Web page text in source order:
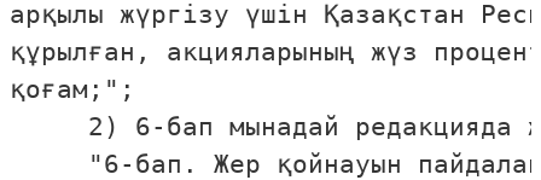
арқылы жүргiзу үшiн Қазақстан
құрылған, акцияларының жүз
қоғам;";
2) 6-бап мынадай редакцияда
"6-бап. Жер қойнауын